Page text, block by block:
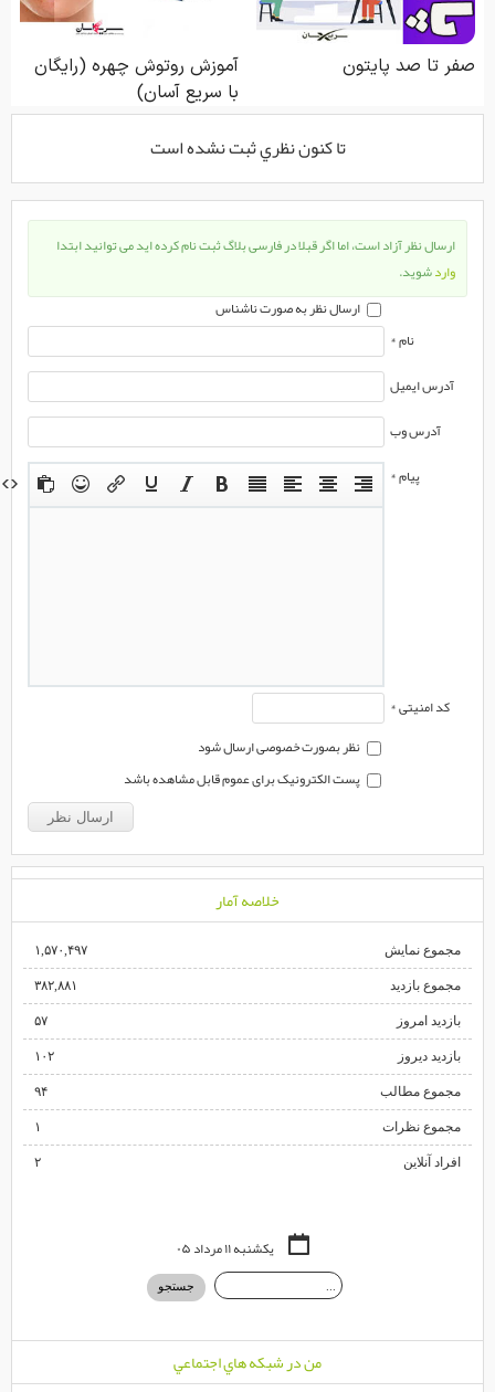
تا كنون نظري ثبت نشده است
ارسال نظر آزاد است، اما اگر قبلا در فارسی بلاگ ثبت نام کرده اید می توانید ابتدا
واردشوید.
ارسال نظر به صورت ناشناس
نام *
آدرس ایمیل
آدرس وب
پیام *
کد امنیتی *
نظر بصورت خصوصی ارسال شود
پست الکترونیک برای عموم قابل مشاهده باشد
خلاصه آمار
مجموع نمایش‌ ۱,۵۷۰,۴۹۷
مجموع بازدید ۳۸۲,۸۸۱
بازدید امروز ۵۷
بازدید دیروز ۱۰۲
مجموع مطالب ۹۴
مجموع نظرات
افراد آنلاین
یکشنبه ۱۱ مرداد ۰۵
من در شبكه هاي اجتماعي